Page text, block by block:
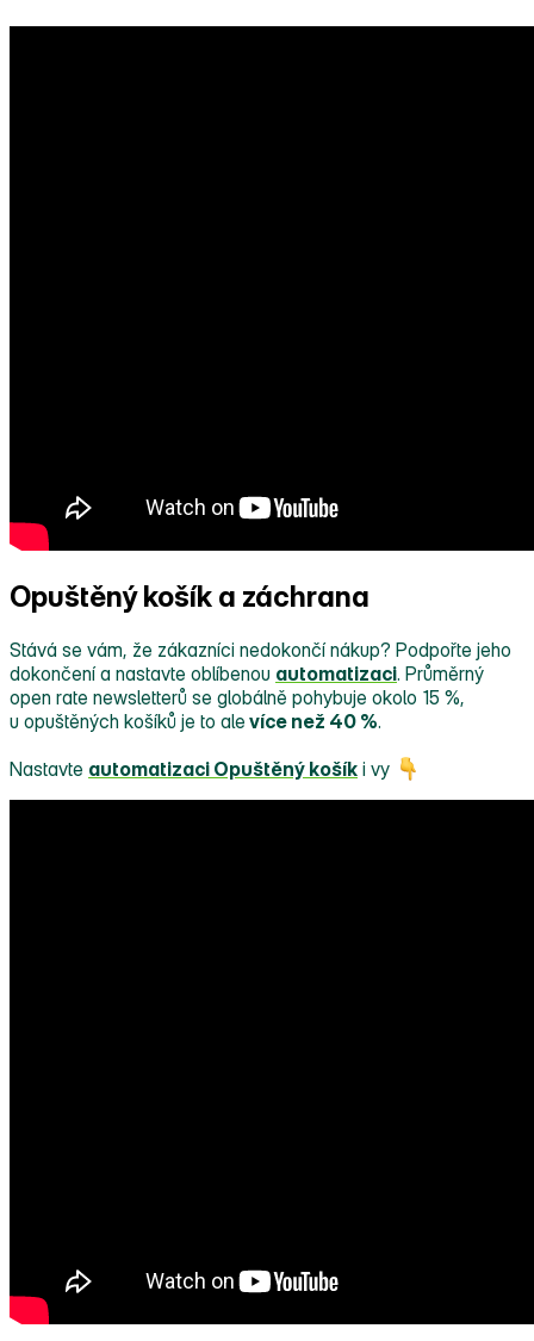
Opuštěný košík a záchrana
Stává se vám, že zákazníci nedokončí nákup? Podpořte jeho
dokončení a nastavte oblíbenou automatizaci. Průměrný
open rate newsletterů se globálně pohybuje okolo 15 %,
u opuštěných košíků je to ale více než 40 %.
Nastavte automatizaci Opuštěný košík i vy